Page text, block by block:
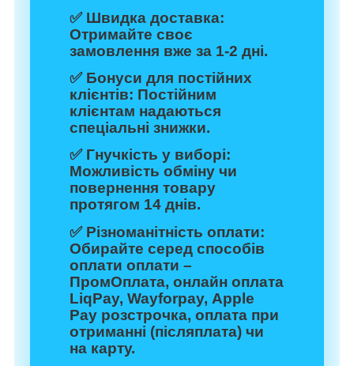
✅ Швидка доставка:
Отримайте своє
замовлення вже за 1-2 дні.
✅ Бонуси для постійних
клієнтів: Постійним
клієнтам надаються
спеціальні знижки.
✅ Гнучкість у виборі:
Можливість обміну чи
повернення товару
протягом 14 днів.
✅ Різноманітність оплати:
Обирайте серед способів
оплати оплати –
ПромОплата, онлайн оплата
LiqPay, Wayforpay, Apple
Pay розстрочка, оплата при
отриманні (післяплата) чи
на карту.